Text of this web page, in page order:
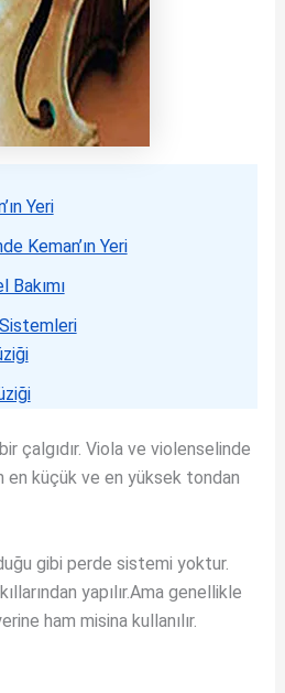
Yeri
Keman’ın Yeri
Bakımı
çalgıdır. Viola ve violenselinde
en küçük ve en yüksek tondan
gibi perde sistemi yoktur.
yapılır.Ama genellikle
ham misina kullanılır.